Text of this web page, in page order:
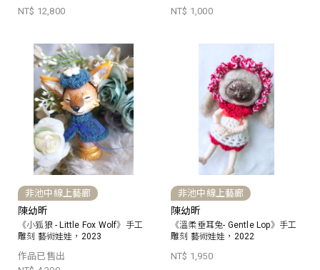
NT$ 12,800 NT$ 1,000
非池中線上藝廊
陳幼昕
《小狐狼 - Little Fox Wolf》手工
雕刻 藝術娃娃，2023
作品已售出
非池中線上藝廊
陳幼昕
《溫柔垂耳兔- Gentle Lop》手工
雕刻 藝術娃娃，2022
NT$ 1,950